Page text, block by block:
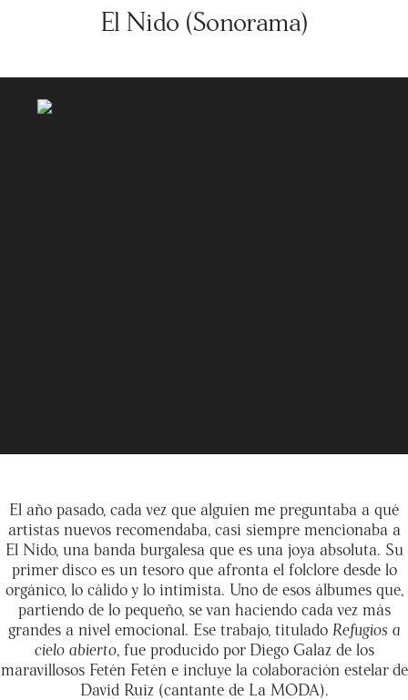
El Nido (Sonorama)
El año pasado, cada vez que alguien me preguntaba a qué
artistas nuevos recomendaba, casi siempre mencionaba a
El Nido, una banda burgalesa que es una joya absoluta. Su
primer disco es un tesoro que afronta el folclore desde lo
orgánico, lo cálido y lo intimista. Uno de esos álbumes que,
partiendo de lo pequeño, se van haciendo cada vez más
grandes a nivel emocional. Ese trabajo, titulado Refugios a
cielo abierto, fue producido por Diego Galaz de los
maravillosos Fetén Fetén e incluye la colaboración estelar de
David Ruiz (cantante de La MODA).